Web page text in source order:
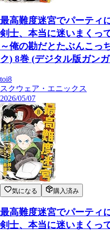
最高難度迷宮でパーティ
剣士、本当に迷いまくっ
～俺の勘だとたぶんこっ
ク) 8巻 (デジタル版ガン
toi8
スクウェア・エニックス
2026/05/07
気になる 購入済み
最高難度迷宮でパーティ
剣士、本当に迷いまくっ